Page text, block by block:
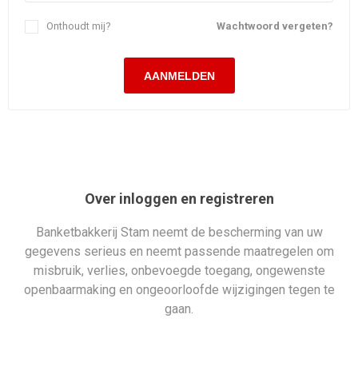
Wachtwoord vergeten?
Onthoudt mij?
Over inloggen en registreren
Banketbakkerij Stam neemt de bescherming van uw
gegevens serieus en neemt passende maatregelen om
misbruik, verlies, onbevoegde toegang, ongewenste
openbaarmaking en ongeoorloofde wijzigingen tegen te
gaan.